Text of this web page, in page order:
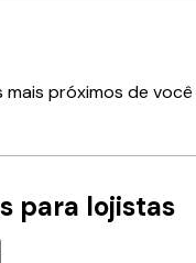
próximos de
para lojistas